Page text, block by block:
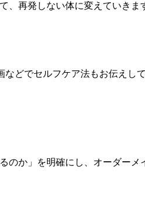
再発しない体に変えていきま
どでセルフケア法もお伝えして
か」を明確にし、オーダーメ